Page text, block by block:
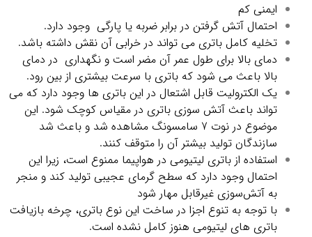
ایمنی کم
احتمال آتش گرفتن در برابر ضربه یا پارگی وجود دارد.
تخلیه کامل باتری می تواند در خرابی آن نقش داشته باشد.
دمای بالا برای طول عمر آن مضر است و نگهداری در دمای
بالا باعث می شود که باتری با سرعت بیشتری از بین رود.
یک الکترولیت قابل اشتعال در این باتری ها وجود دارد که می
تواند باعث آتش سوزی باتری در مقیاس کوچک شود. این
موضوع در نوت 7 سامسونگ مشاهده شد و باعث شد
سازندگان تولید بیشتر آن را متوقف کنند.
استفاده از باتری لیتیومی در هواپیما ممنوع است، زیرا این
احتمال وجود دارد که سطح گرمای عجیبی تولید کند و منجر
به آتش‌سوزی غیرقابل مهار شود
با توجه به تنوع اجزا در ساخت این نوع باتری، چرخه بازیافت
باتری های لیتیومی هنوز کامل نشده است.